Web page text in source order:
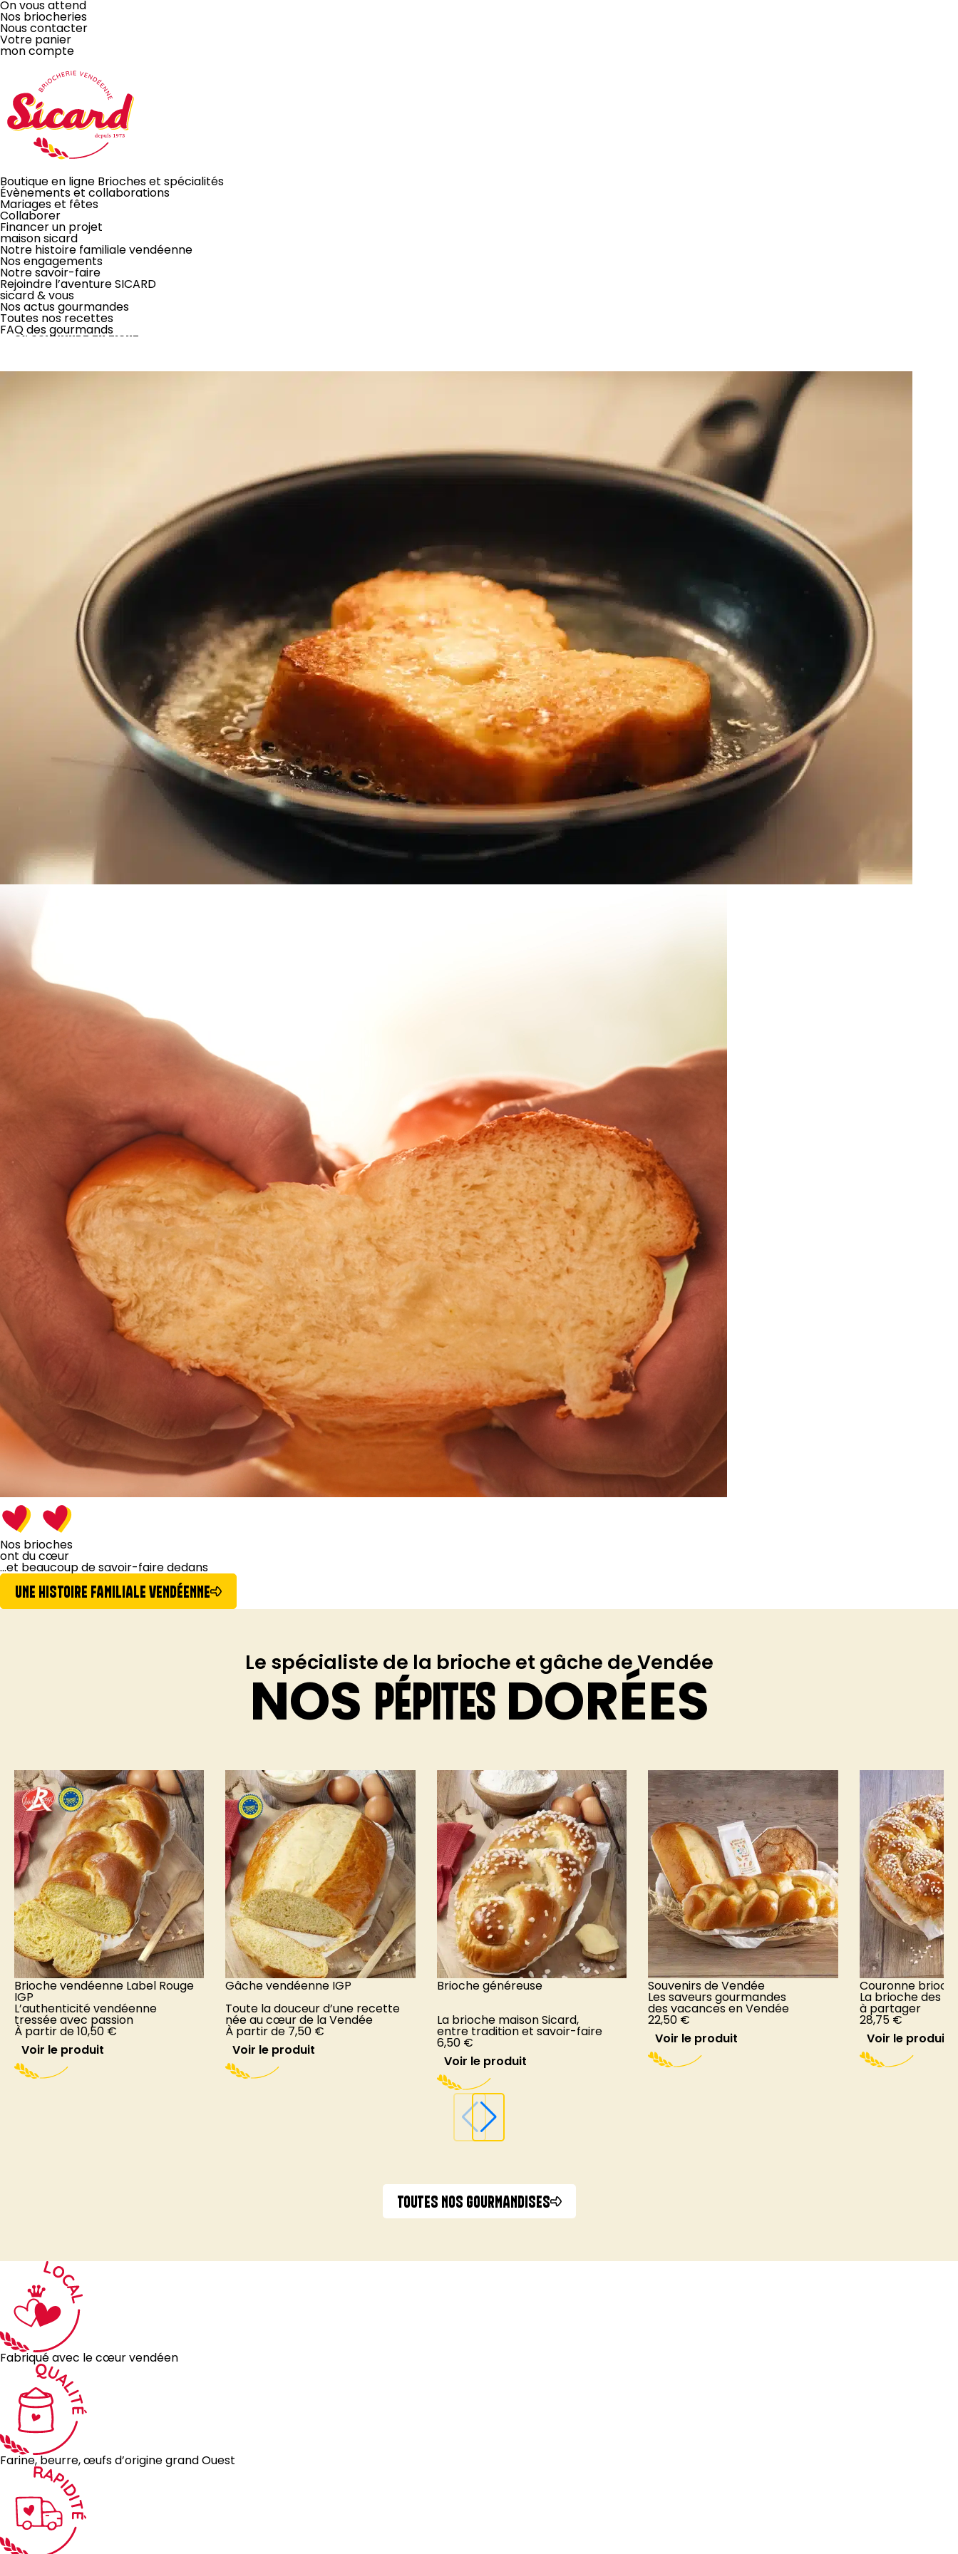
On vous attend
Nos briocheries
Nous contacter
Votre panier
mon compte
Boutique en ligne Brioches et spécialités
Évènementset collaborations
Mariages et fêtes
Collaborer
Financer un projet
maison sicard
Notre histoire familiale vendéenne
Nos engagements
Notre savoir-faire
Rejoindre l’aventure SICARD
sicard & vous
Nos actus gourmandes
Toutes nos recettes
FAQ des gourmands
LA BRIOCHE
À PARTAGER
ou pas!
JE COMMANDE EN LIGNE
Nos brioches
ont du cœur
...et beaucoup desavoir-faire dedans
UNE HISTOIRE FAMILIALE VENDÉENNE
Le spécialiste de la brioche et gâche de Vendée
NOS PÉPITES DORÉES
Brioche vendéenne Label Rouge
IGP
L’authenticité vendéenne
tressée avec passion
À partir de10,50 €
Voir le produit
Gâche vendéenne IGP
Toute la douceur d’une recette
née au cœur de la Vendée
À partir de 7,50 €
Voir le produit
Brioche généreuse
La brioche maison Sicard,
entre tradition et savoir-faire
6,50 €
Voir le produit
Souvenirs de Vendée
Les saveurs gourmandes
des vacances en Vendée
22,50 €
Voir le produit
Couronne
La brioche des
à partager
28,75 €
Voir le produit
TOUTES NOS GOURMANDISES
Fabriqué avec le cœur vendéen
Farine, beurre, œufs d’origine grand Ouest